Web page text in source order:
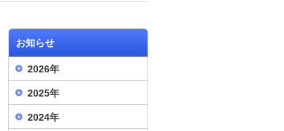
お知らせ
2026年
2025年
2024年